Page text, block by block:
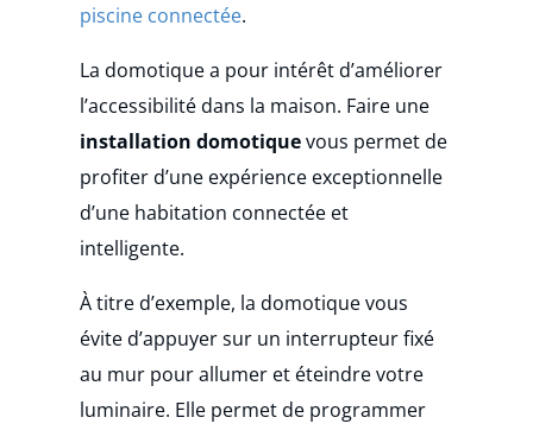
piscine connectée.
La domotique a pour intérêt d’améliorer
l’accessibilité dans la maison. Faire une
installation domotiquevous permet de
profiter d’une expérience exceptionnelle
d’une habitation connectée et
intelligente.
À titre d’exemple, la domotiquevous
évite d’appuyer sur un interrupteur fixé
au mur pour allumer et éteindre votre
luminaire. Elle permet de programmer